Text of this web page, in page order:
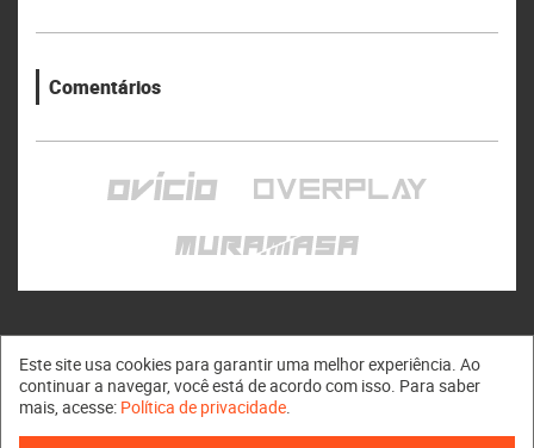
Comentários
Muramasa © 2011 - 2026
Este site usa cookies para garantir uma melhor experiência. Ao
continuar a navegar, você está de acordo com isso. Para saber
mais, acesse: Política de privacidade.